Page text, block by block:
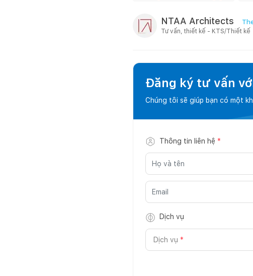
NTAA Architects
Tư vấn, thiết kế - KTS/Thiết kế
Đăng ký tư vấn
Chúng tôi sẽ giúp bạn có một
Thông tin liên hệ *
Dịch vụ
Dịch vụ *